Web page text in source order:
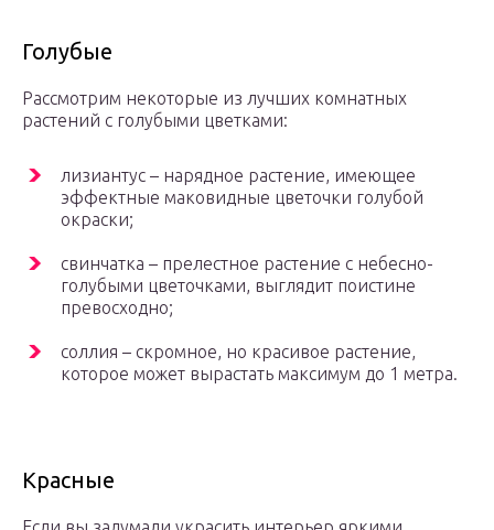
Голубые
Рассмотрим некоторые из лучших комнатных
растений с голубыми цветками:
лизиантус – нарядное растение, имеющее
эффектные маковидные цветочки голубой
окраски;
свинчатка – прелестное растение с небесно-
голубыми цветочками, выглядит поистине
превосходно;
соллия – скромное, но красивое растение,
которое может вырастать максимум до 1 метра.
Красные